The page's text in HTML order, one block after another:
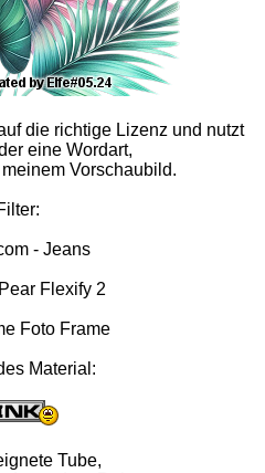
die richtige Lizenz und nutzt
eine Wordart,
Vorschaubild.
- Jeans
Flexify 2
Foto Frame
Material:
Tube,